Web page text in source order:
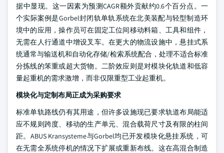
据中显现。这一因素为预测CAGR额外贡献约0.6个百分点。一
个实际案例是Gorbel封闭轨单轨系统在北美装配与轻型制造环
境中的应用，操作员可在固定工位间移动料箱、工具和组件，
无需在人行通道中增设叉车。在更大的物流设施中，悬挂式系
统通常与输送机和自动化存储/检索系统配合，处理不适合标准
分拣线的笨重或超大货物。二阶效应则是对模块化轨道和低容
量起重机的需求激增，而非仅限重型工业起重机。
模块化与定制布局正成为采购要求
标准单轨路线仍有其用途，但许多设施现已要求轨道布局能适
应不规则跨度、移动的生产单元、混合载荷尺寸及有限的柱间
距。ABUS Kransysteme与Gorbel均已开发模块化悬挂系统，可
在无需全系统停机的情况下扩展或重新布线。这在高混合制造